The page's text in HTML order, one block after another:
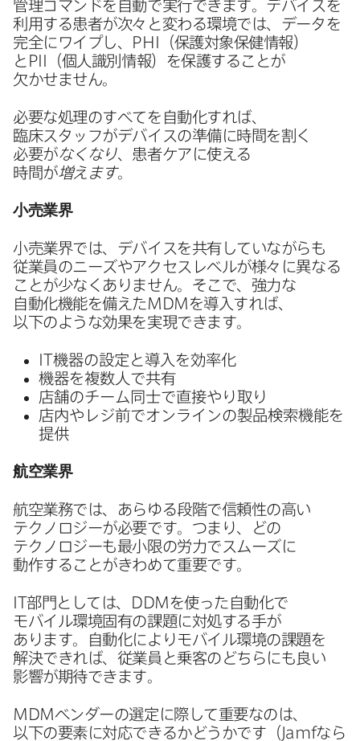
管理コマンドを​自動で​実行できます。​デバイスを​
利用する​患者が​次々と​変わる​環境では、​データを​
完全に​ワイプし、
PHI
（保護対象保健情報）
と PII
（個人識別情報）を​保護する​ことが​
欠かせません。
必要な​処理の​すべてを​自動化すれば、​
臨床スタッフが​デバイスの​準備に​時間を​割く​
必要がなくなり、​患者ケアに​使える​
時間が増えます。
小売業界
小売業界では、​デバイスを​共有していながらも​
従業員の​ニーズや​アクセスレベルが​様々に​異なる​
ことが​少なく​ありません。​そこで、​強力な​
自動化機能を​備えたMDMを​導入すれば、​
以下のような​効果を​実現できます。
IT機器の​設定と​導入を​効率化
機器を​複数人で​共有
店舗の​チーム同士で​直接やり取り
店内や​レジ前で​オンラインの​製品検索機能を​
提供
航空業界
航​空業務では、​あらゆる​段階で​信頼性の​高い​
テクノロジーが​必要です。​つまり、​どの​
テクノロジーも​最小限の​労力で​スムーズに​
動作する​ことが​きわめて​重要です。
IT部​門と​しては、 DDMを​使った​自動化で​
モバイル環境固有の​課題に​対処する​手が​
あります。​自動化に​より​モバイル環境の​課題を​
解決できれば、​従業員と​乗客の​どちらにも​良い​
影響が​期待できます。
MDMベンダーの​選定に​際して​重要なのは、​
以下の​要素に​対応できるか​どうかです​（ Jamfなら​